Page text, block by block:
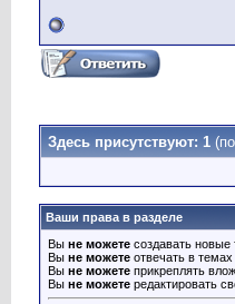
Здесь присутствуют: 1
Ваши права в разделе
Вы не можете создавать
Вы не можете отвечать в темах
Вы не можете прикреплять
Вы не можете редактировать